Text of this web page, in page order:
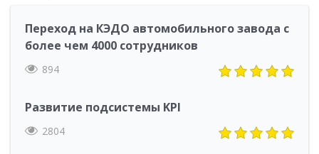
Переход на КЭДО автомобильного завода с
более чем 4000 сотрудников
894
Развитие подсистемы KPI
2804